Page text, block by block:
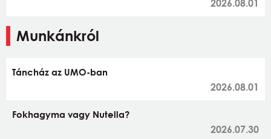
2026.08.01
Munkánkról
Táncház az UMO-ban
2026.08.01
Fokhagyma vagy Nutella?
2026.07.30